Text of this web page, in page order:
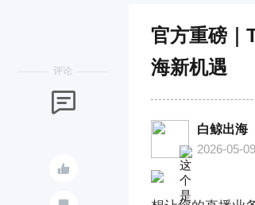
评论


官方重磅｜
海新机遇
白鲸出海
2026-05-